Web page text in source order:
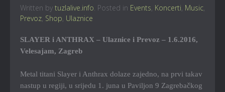
Written by tuzlalive.info. Posted in Events, Koncerti, Music,
Prevoz, Shop, Ulaznice
SLAYER i ANTHRAX – Ulaznice i Prevoz – 1.6.2016,
Velesajam, Zagreb
Metal titani Slayer i Anthrax dolaze zajedno, na prvi takav
nastup u regiji, u srijedu 1. juna u Paviljon 9 Zagrebačkog